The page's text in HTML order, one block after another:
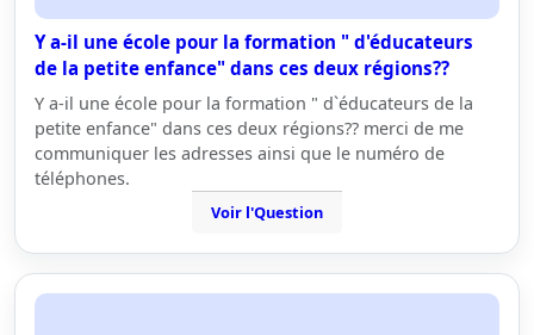
Y a-il une école pour la formation " d'éducateurs
de la petite enfance" dans ces deux régions??
Y a-il une école pour la formation " d`éducateurs de la
petite enfance" dans ces deux régions?? merci de me
communiquer les adresses ainsi que le numéro de
téléphones.
Voir l'Question